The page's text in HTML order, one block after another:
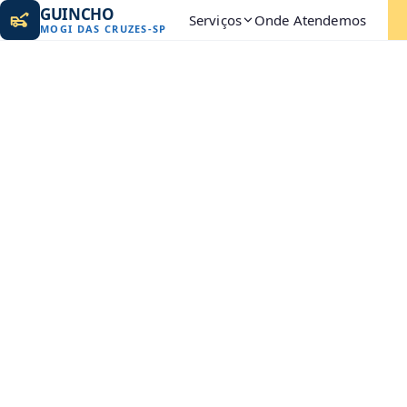
GUINCHO
MOGI DAS CRUZES-SP Serviços Onde Atendemos